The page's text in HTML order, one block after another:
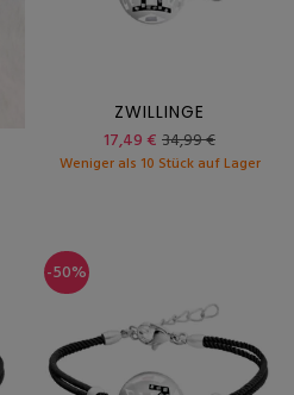
ZWILLINGE
17,49 € 34,99 €
Weniger als 10 Stück auf Lager
-50%